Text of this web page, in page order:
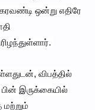
ஒன்று எதிரே
விபத்தில்
இருக்கையில்